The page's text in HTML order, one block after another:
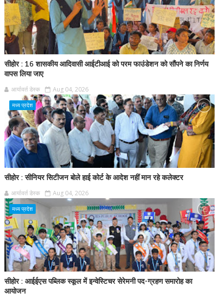
सीहोर : 16 शासकीय आदिवासी आईटीआई को परम फाउंडेशन को सौंपने का निर्णय
वापस लिया जाए
आर्यावर्त डेस्क Aug 04, 2026
मध्य प्रदेश
सीहोर : सीनियर सिटीजन बोले हाई कोर्ट के आदेश नहीं मान रहे कलेक्टर
आर्यावर्त डेस्क Aug 04, 2026
मध्य प्रदेश
सीहोर : आईईएस पब्लिक स्कूल में इन्वेस्टिचर सेरेमनी पद-ग्रहण समारोह का
आयोजन